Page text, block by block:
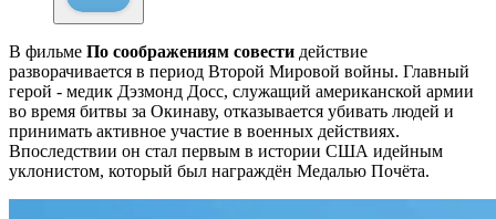
В фильме По соображениям совести действие
разворачивается в период Второй Мировой войны. Главный
герой - медик Дэзмонд Досс, служащий американской армии
во время битвы за Окинаву, отказывается убивать людей и
принимать активное участие в военных действиях.
Впоследствии он стал первым в истории США идейным
уклонистом, который был награждён Медалью Почёта.